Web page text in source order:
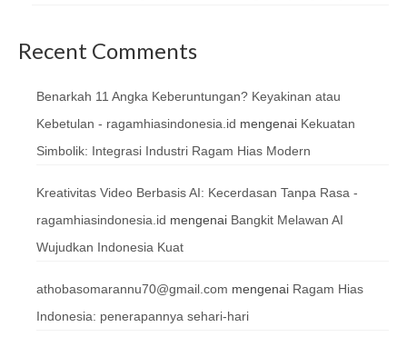
Recent Comments
Benarkah 11 Angka Keberuntungan? Keyakinan atau
Kebetulan - ragamhiasindonesia.id mengenai Kekuatan
Simbolik: Integrasi Industri Ragam Hias Modern
Kreativitas Video Berbasis AI: Kecerdasan Tanpa Rasa -
ragamhiasindonesia.id mengenai Bangkit Melawan AI
Wujudkan Indonesia Kuat
athobasomarannu70@gmail.com mengenai Ragam Hias
Indonesia: penerapannya sehari-hari